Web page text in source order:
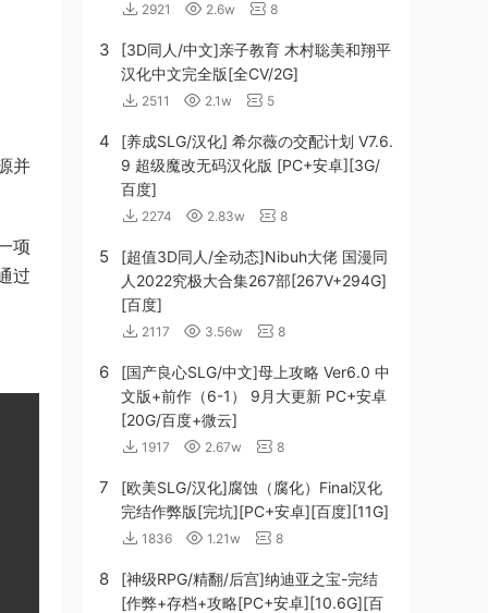
并
项
过
2921 2.6w 8
3
[3D同人/中文]亲子教育 木村聡美和翔平
汉化中文完全版[全CV/2G]
2511 2.1w 5
4
[养成SLG/汉化] 希尔薇の交配计划 V7.6.
9 超级魔改无码汉化版 [PC+安卓][3G/
百度]
2274 2.83w 8
5
[超值3D同人/全动态]Nibuh大佬 国漫同
人2022究极大合集267部[267V+294G]
[百度]
2117 3.56w 8
6
[国产良心SLG/中文]母上攻略 Ver6.0 中
文版+前作（6-1） 9月大更新 PC+安卓
[20G/百度+微云]
1917 2.67w 8
7
[欧美SLG/汉化]腐蚀（腐化）Final汉化
完结作弊版[完坑][PC+安卓][百度][11G]
1836 1.21w 8
8
[神级RPG/精翻/后宫]纳迪亚之宝-完结
[作弊+存档+攻略[PC+安卓][10.6G][百